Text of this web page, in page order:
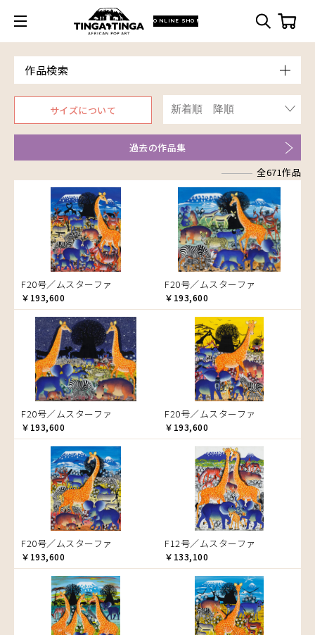
ONLINE SHOP
作品検索
Model
青空
朝焼け
家
イノシシ
イボイノシシ
イルカ
インパラ
うさぎ
お祭り
音楽
カエル
かくれんぼ
家族-親子
カシューナッツの木
カップル
カバ
カメ
カメレオン
木
キリン
キリマンジャロ
孔雀
サイ
魚の群れ
桜
サル
シマウマ
～￥10,000
￥30,001～40,000
￥40,001～60,000
￥60,001～80,000
￥80,001～100,000
￥100,001～
Artist
ア行
アウスィー
アキリ
アグネス
アジャバ
アダム
アダムス
アパイ
アバス
アブー
アブダラ
アマニ
アミナータ
アリー
アルバー
イッサ
イディー
エミリアス
エレナ
オマリー
カケパ
カッシム
ガヨ
カンビリ
ゴッドフレイ
コルンバ
サイディ
ザチ
サビティ
サランゲ
サンデイ
サンデイビッタ
シャハ
シャバーニ
ジャリブーニ
スフィアー二
ズベリ
スライディ（スライドゥ）
ゼナ
セフ
チャド
チャリンダ
チワヤ
ドゥケ
ドサ
ナココ
ハッサーニ
ベッカー
ブッシーリ
マ行
マウラーナ
マトゥカ
マジドゥ
マブサ
マリキータ
マルチナ
マワゾ
マングラ
ミムス
ムクラ
ムクンバ
ムスターファ
ムチサ
ムッサ
ムブカ
ムロペ
ムワツカ
ムワメディ
ヤ行
ヤッスィーニ（ヤッスィン）
ヤフィドゥ
ラ行
ラシッド.ムズグノ
ラシディ
ルーカス
ルブニ
レイモンド
ロジャー
Size
F3号
F4号
F8号
F12号
F20号
規格外S
規格外M
規格外L
Frame
木枠張り／パネル
アートフレーム
サイズについて
過去の作品集
全671作品
F20号／ムスターファ
￥193,600
F20号／ムスターファ
￥193,600
F20号／ムスターファ
￥193,600
F20号／ムスターファ
￥193,600
F20号／ムスターファ
￥193,600
F12号／ムスターファ
￥133,100